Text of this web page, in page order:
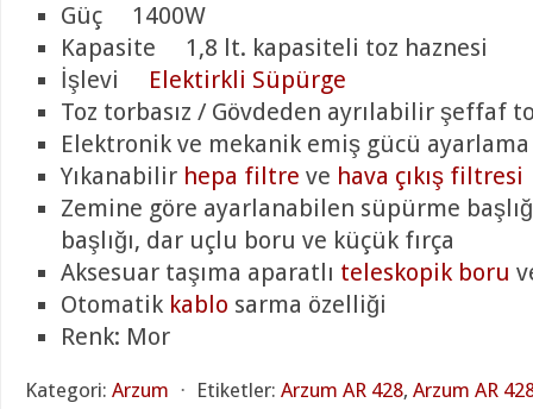
Güç 1400W
Kapasite 1,8 lt. kapasiteli toz haznesi
İşlevi Elektirkli Süpürge
Toz torbasız / Gövdeden ayrılabilir şeffaf
Elektronik ve mekanik emiş gücü ayarlama
Yıkanabilir hepa filtre ve hava çıkış filtresi
Zemine göre ayarlanabilen süpürme
başlığı, dar uçlu boru ve küçük fırça
Aksesuar taşıma aparatlı teleskopik boru
Otomatik kablo sarma özelliği
Renk: Mor
Kategori: Arzum ⋅ Etiketler: Arzum AR 428, Arzum AR